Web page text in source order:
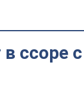
ссоре с